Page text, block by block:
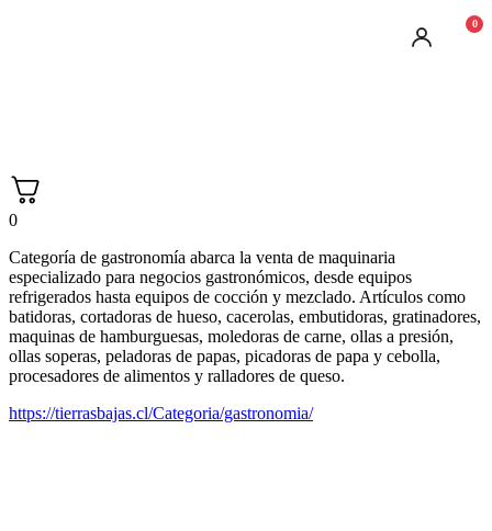
0
0
Categoría de gastronomía abarca la venta de maquinaria
especializado para negocios gastronómicos, desde equipos
refrigerados hasta equipos de cocción y mezclado. Artículos como
batidoras, cortadoras de hueso, cacerolas, embutidoras, gratinadores,
maquinas de hamburguesas, moledoras de carne, ollas a presión,
ollas soperas, peladoras de papas, picadoras de papa y cebolla,
procesadores de alimentos y ralladores de queso.
https://tierrasbajas.cl/Categoria/gastronomia/